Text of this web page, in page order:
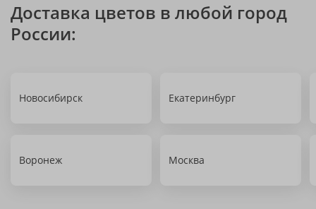
Доставка цветов в любой город
России:
Новосибирск Екатеринбург
Воронеж Москва